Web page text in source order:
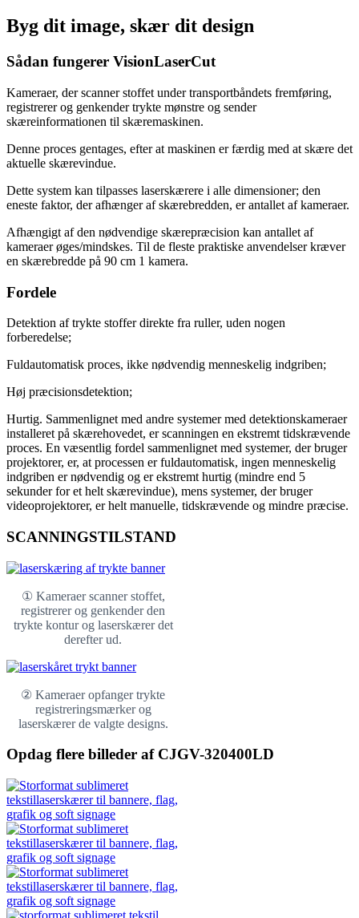
Byg dit image, skær dit design
Sådan fungerer VisionLaserCut
Kameraer, der scanner stoffet under transportbåndets fremføring,
registrerer og genkender trykte mønstre og sender
skæreinformationen til skæremaskinen.
Denne proces gentages, efter at maskinen er færdig med at skære det
aktuelle skærevindue.
Dette system kan tilpasses laserskærere i alle dimensioner; den
eneste faktor, der afhænger af skærebredden, er antallet af kameraer.
Afhængigt af den nødvendige skærepræcision kan antallet af
kameraer øges/mindskes. Til de fleste praktiske anvendelser kræver
en skærebredde på 90 cm 1 kamera.
Fordele
Detektion af trykte stoffer direkte fra ruller, uden nogen
forberedelse;
Fuldautomatisk proces, ikke nødvendig menneskelig indgriben;
Høj præcisionsdetektion;
Hurtig. Sammenlignet med andre systemer med detektionskameraer
installeret på skærehovedet, er scanningen en ekstremt tidskrævende
proces. En væsentlig fordel sammenlignet med systemer, der bruger
projektorer, er, at processen er fuldautomatisk, ingen menneskelig
indgriben er nødvendig og er ekstremt hurtig (mindre end 5
sekunder for et helt skærevindue), mens systemer, der bruger
videoprojektorer, er helt manuelle, tidskrævende og mindre præcise.
SCANNINGSTILSTAND
① Kameraer scanner stoffet,
registrerer og genkender den
trykte kontur og laserskærer det
derefter ud.
② Kameraer opfanger trykte
registreringsmærker og
laserskærer de valgte designs.
Opdag flere billeder af CJGV-320400LD